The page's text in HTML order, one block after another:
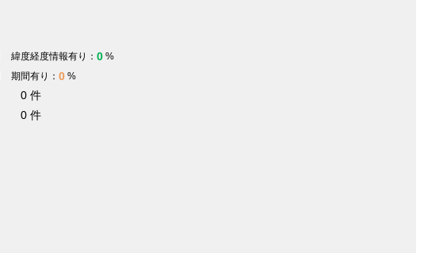
緯度経度情報有り： 0 %
期間有り： 0 %
0 件
0 件